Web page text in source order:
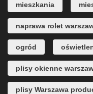
mieszkania
naprawa rolet
ogród
plisy okienne
plisy Warszawa